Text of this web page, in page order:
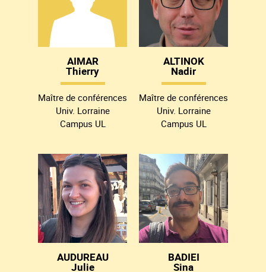
AIMAR
Thierry
Maître de conférences
Univ. Lorraine
Campus UL
ALTINOK
Nadir
Maître de conférences
Univ. Lorraine
Campus UL
AUDUREAU
Julie
BADIEI
Sina